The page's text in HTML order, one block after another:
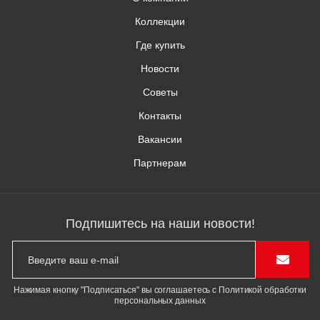
Коллекции
Где купить
Новости
Советы
Контакты
Вакансии
Партнерам
Подпишитесь на наши новости!
Нажимая кнопку "Подписаться" вы соглашаетесь с Политикой обработки
персональных данных